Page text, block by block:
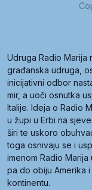
Udruga Radio
građanska udruga,
inicijativni odbor
mir, a uoči osnutka
Italije. Ideja o Radio
u župi u Erbi na
širi te uskoro
toga osnivaju se i
imenom Radio
pa do obiju Amerika
kontinentu.